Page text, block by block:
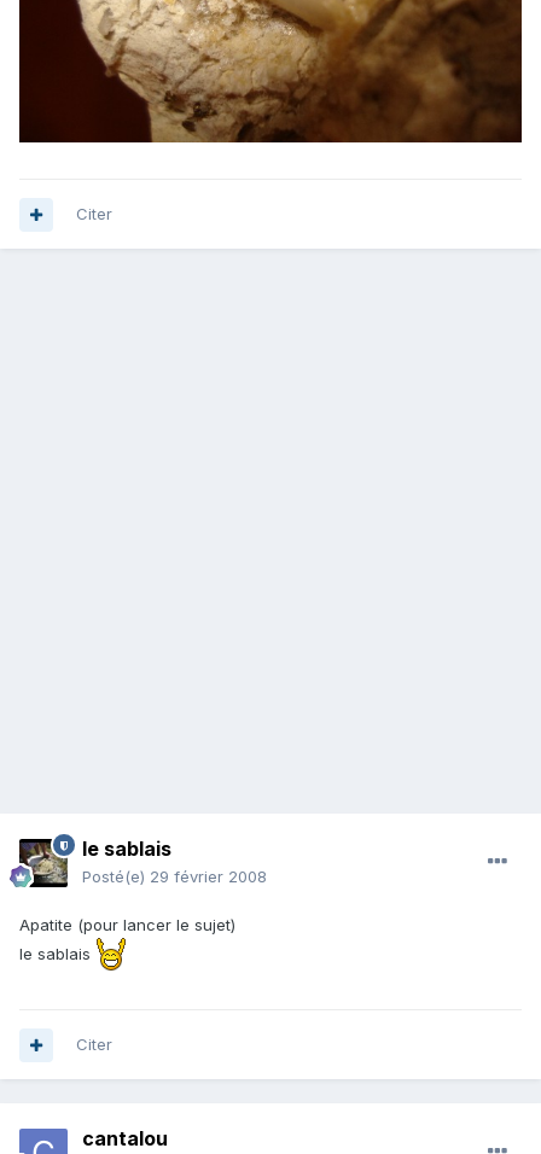
Citer
le sablais
Posté(e) 29 février 2008
Apatite (pour lancer le sujet)
le sablais
Citer
cantalou